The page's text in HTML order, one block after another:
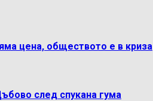
цена, обществото е в криза
след спукана гума